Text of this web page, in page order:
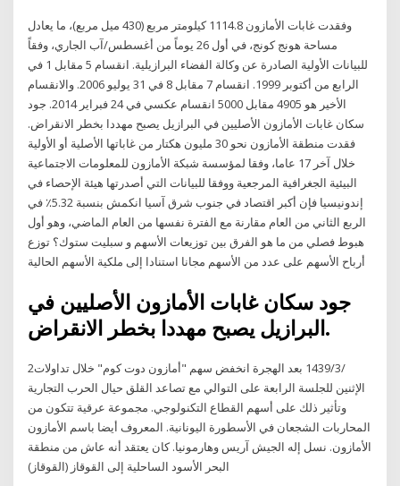
وفقدت غابات الأمازون 1114.8 كيلومتر مربع (430 ميل مربع)، ما يعادل
مساحة هونج كونج، في أول 26 يوماً من أغسطس/آب الجاري، وفقاً
للبيانات الأولية الصادرة عن وكالة الفضاء البرازيلية. انقسام 5 مقابل 1 في
الرابع من أكتوبر 1999. انقسام 7 مقابل 8 في 31 يوليو 2006. والانقسام
الأخير هو 4905 مقابل 5000 انقسام عكسي في 24 فبراير 2014. جود
سكان غابات الأمازون الأصليين في البرازيل يصبح مهددا بخطر الانقراض.
فقدت منطقة الأمازون نحو 30 مليون هكتار من غاباتها الأصلية أو الأولية
خلال آخر 17 عاما، وفقا لمؤسسة شبكة الأمازون للمعلومات الاجتماعية
البيئية الجغرافية المرجعية ووفقا للبيانات التي أصدرتها هيئة الإحصاء في
إندونيسيا فإن أكبر اقتصاد في جنوب شرق آسيا انكمش بنسبة 5.32٪ في
الربع الثاني من العام مقارنة مع الفترة نفسها من العام الماضي، وهو أول
هبوط فصلي من ما هو الفرق بين توزيعات الأسهم و سبليت ستوك؟ توزع
أرباح الأسهم على عدد من الأسهم مجانا استنادا إلى ملكية الأسهم الحالية
جود سكان غابات الأمازون الأصليين في
البرازيل يصبح مهددا بخطر الانقراض.
2‏‏/3‏‏/1439 بعد الهجرة انخفض سهم "أمازون دوت كوم" خلال تداولات
الإثنين للجلسة الرابعة على التوالي مع تصاعد القلق حيال الحرب التجارية
وتأثير ذلك على أسهم القطاع التكنولوجي. مجموعة عرقية تتكون من
المحاربات الشجعان في الأسطورة اليونانية. المعروف أيضا باسم الأمازون
الأمازون. نسل إله الجيش آريس وهارمونيا. كان يعتقد أنه عاش من منطقة
البحر الأسود الساحلية إلى القوقاز (القوقاز)